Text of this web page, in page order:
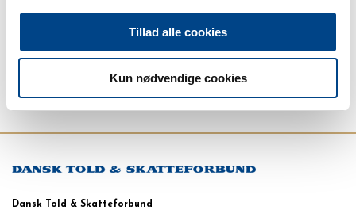
Tillad alle cookies
Kun nødvendige cookies
Odense
jh@spillemyndigheden.dk
7238 6561
Dansk Told & Skatteforbund